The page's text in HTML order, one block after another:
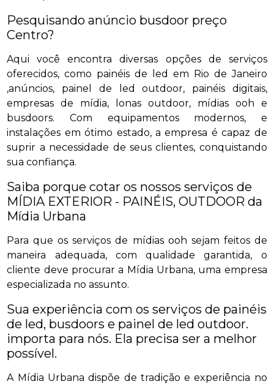
Pesquisando anúncio busdoor preço
Centro?
Aqui você encontra diversas opções de serviços
oferecidos, como painéis de led em Rio de Janeiro
,anúncios, painel de led outdoor, painéis digitais,
empresas de mídia, lonas outdoor, mídias ooh e
busdoors. Com equipamentos modernos, e
instalações em ótimo estado, a empresa é capaz de
suprir a necessidade de seus clientes, conquistando
sua confiança.
Saiba porque cotar os nossos serviços de
MÍDIA EXTERIOR - PAINÉIS, OUTDOOR da
Mídia Urbana
Para que os serviços de mídias ooh sejam feitos de
maneira adequada, com qualidade garantida, o
cliente deve procurar a Mídia Urbana, uma empresa
especializada no assunto.
Sua experiência com os serviços de painéis
de led, busdoors e painel de led outdoor.
importa para nós. Ela precisa ser a melhor
possível.
A Mídia Urbana dispõe de tradição e experiência no